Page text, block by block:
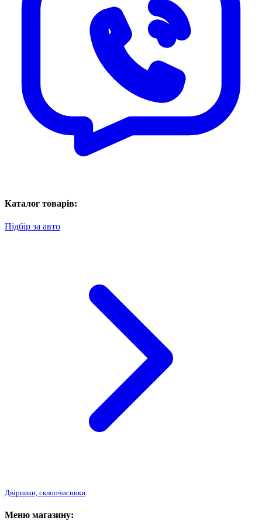
Каталог товарів:
Підбір за авто
Двірники, склоочисники
Меню магазину: